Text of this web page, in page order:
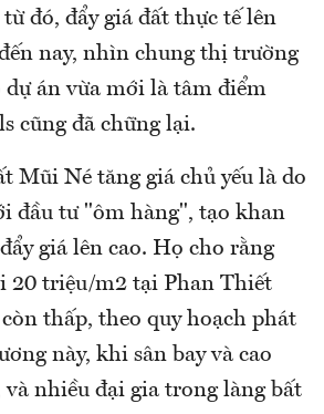
đó, đẩy giá đất thực tế lên
nay, nhìn chung thị trường
dự án vừa mới là tâm điểm
cũng đã chững lại.
Mũi Né tăng giá chủ yếu là do
đầu tư "ôm hàng", tạo khan
giá lên cao. Họ cho rằng
20 triệu/m2 tại Phan Thiết
thấp, theo quy hoạch phát
này, khi sân bay và cao
nhiều đại gia trong làng bất